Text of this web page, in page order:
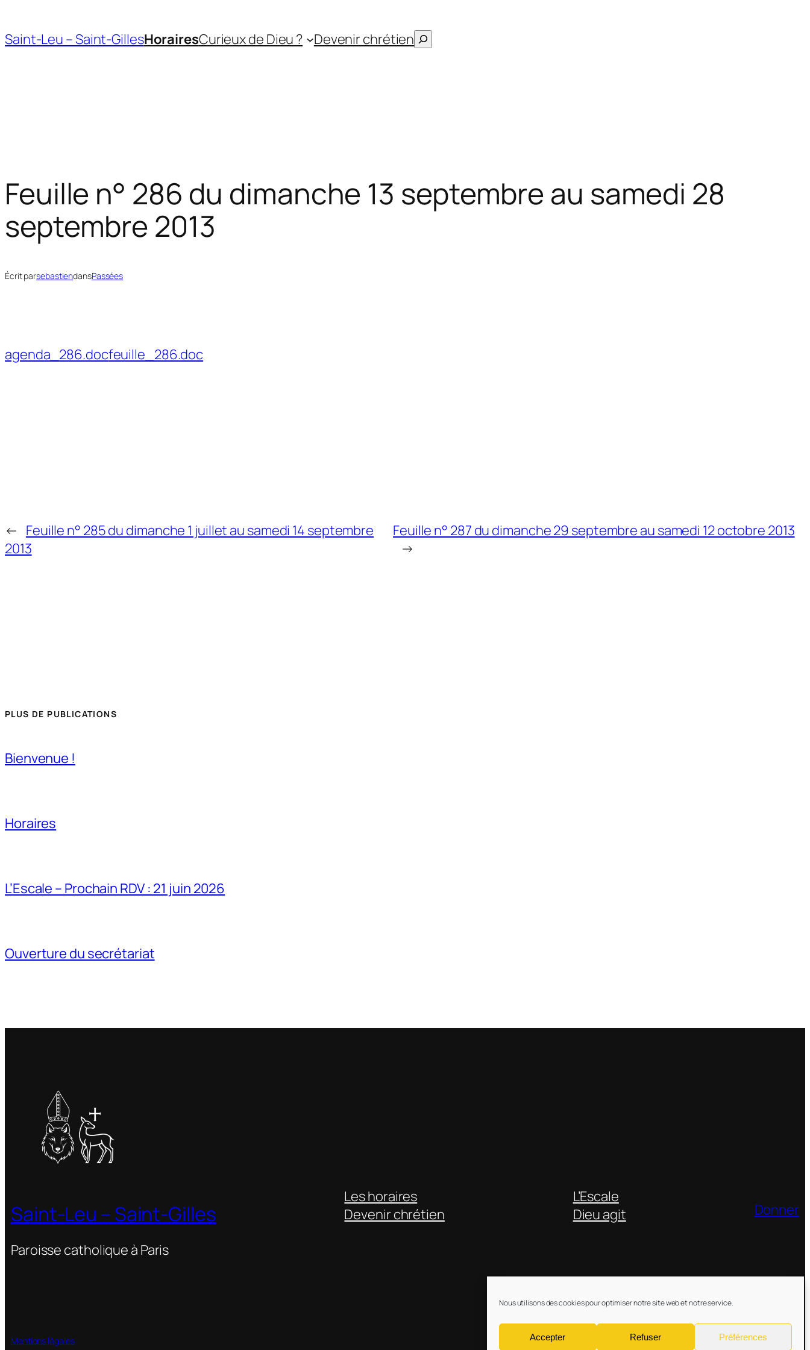
Nous utilisons des cookies pour optimiser notre site web et notre service.
Accepter Refuser Préférences
au
contenu
Saint-Leu – Saint-GillesHorairesCurieux de Dieu ? Devenir chrétien Rechercher
Feuille n° 286 du dimanche 13 septembre au samedi 28
septembre 2013
Écrit parsebastiendansPassées
agenda_286.docfeuille_286.doc
← Feuille n° 285 du dimanche 1 juillet au samedi 14 septembre
2013
Feuille n° 287 du dimanche 29 septembre au samedi 12 octobre 2013
→
PLUS DE PUBLICATIONS
Bienvenue !
Horaires
L’Escale – Prochain RDV : 21 juin 2026
Ouverture du secrétariat
Saint-Leu – Saint-Gilles
Paroisse catholique à Paris
Les horaires
Devenir chrétien
L’Escale
Dieu agit
Donner
Mentions légales